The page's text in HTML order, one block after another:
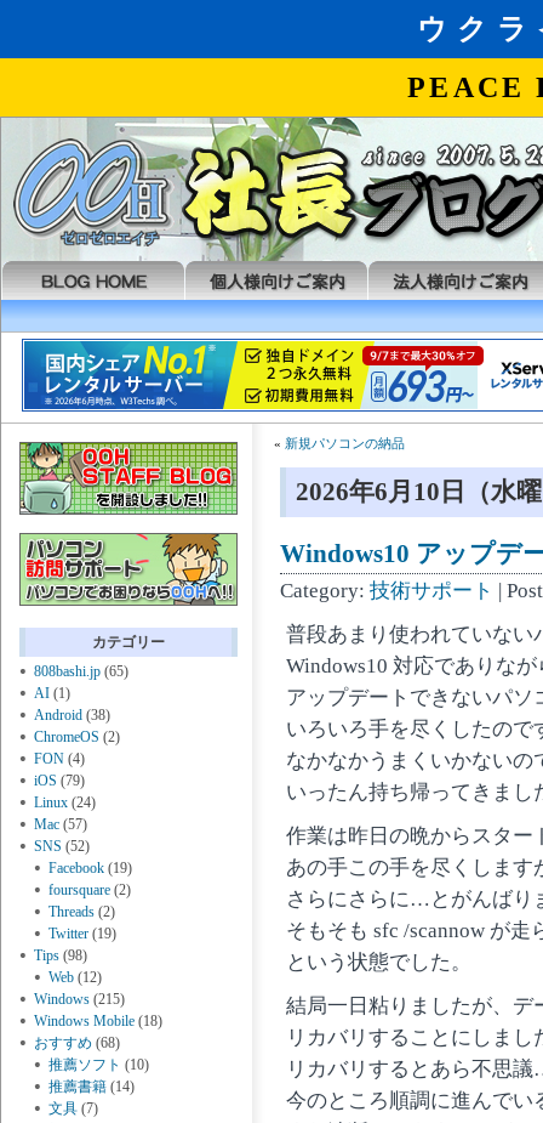
カテゴリー
808bashi.jp (65)
AI (1)
Android (38)
ChromeOS (2)
FON (4)
iOS (79)
Linux (24)
Mac (57)
SNS (52)
Facebook (19)
foursquare (2)
Threads (2)
Twitter (19)
Tips (98)
Web (12)
Windows (215)
Windows Mobile (18)
おすすめ (68)
推薦ソフト (10)
推薦書籍 (14)
文具 (7)
« 新規パソコンの納品
2026年6月10日（水
Windows10 アップデ
Category: 技術サポート |
普段あまり使われていない
Windows10 対応でありなが
アップデートできないパソ
いろいろ手を尽くしたので
なかなかうまくいかないの
いったん持ち帰ってきまし
作業は昨日の晩からスター
あの手この手を尽くしま
さらにさらに…とがんば
そもそも sfc /scannow が
という状態でした。
結局一日粘りましたが、デ
リカバリすることにしまし
リカバリするとあら不思
今のところ順調に進んでい